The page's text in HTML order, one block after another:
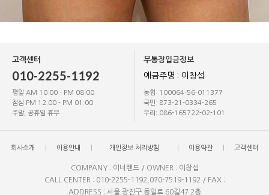
고객센터
010-2255-1192
평일 AM 10:00 - PM 08:00
점심 PM 12:00 - PM 01:00
주말, 공휴일 휴무
무통장입금정보
예금주명 : 이창섭
농협: 100064-56-011377
국민: 873-21-0334-265
우리: 086-165722-02-101
회사소개 이용안내 개인정보 처리방침 이용약관 고객센터
COMPANY : 이너랜드 / OWNER : 이창섭
CALL CENTER : 010-2255-1192,070-7519-1192 / FAX :
ADDRESS : 서울 광진구 동일로 60길47 2층